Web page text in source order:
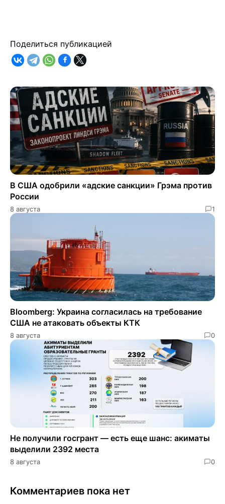
Поделиться публикацией
В США одобрили «адские санкции» Грэма против
России
8 августа 1
Bloomberg: Украина согласилась на требование
США не атаковать объекты КТК
8 августа 0
Не получили госгрант — есть еще шанс: акиматы
выделили 2392 места
8 августа 0
Комментариев пока нет